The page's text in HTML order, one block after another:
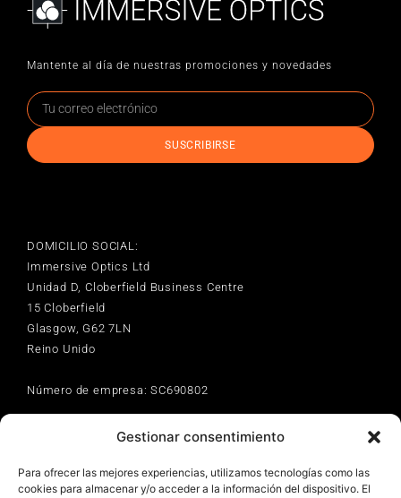
Gestionar consentimiento
Para ofrecer las mejores experiencias, utilizamos tecnologías como las
cookies para almacenar y/o acceder a la información del dispositivo. El
DOMICILIO SOCIAL:
Immersive Optics Ltd
Unidad D, Cloberfield Business Centre
15 Cloberfield
Glasgow, G62 7LN
Reino Unido
Número de empresa: SC690802
info@immersive-optics.com
Mantente al día de nuestras promociones y novedades
SUSCRIBIRSE